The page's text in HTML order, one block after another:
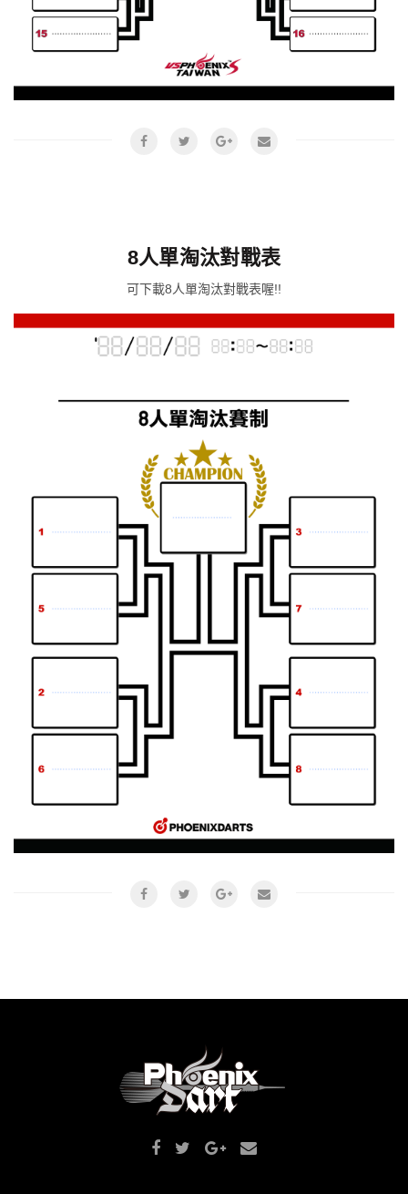
8人單淘汰對戰表
可下載8人單淘汰對戰表喔!!